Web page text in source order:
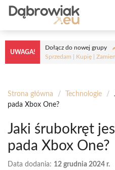
Przejdź
treści
UWAGA!
Dołącz do nowej grupy
Sprzedam | Kupię |
Strona główna / Technologie /
pada Xbox One?
Jaki śrubokręt
pada Xbox One?
Data dodania: 12 grudnia 2024 r.